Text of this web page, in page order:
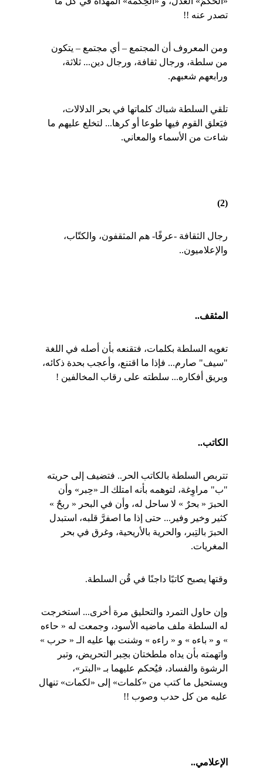
تصدر عنه !!
ومن المعروف أن المجتمع – أي مجتمع – يتكون
من سلطة، ورجال ثقافة، ورجال دين... ثلاثة،
ورابعهم شعبهم.
تلقي السلطة شباك كلماتها في بحر الدلالات،
فيَعلق القوم فيها طوعا أو كرها... لتخلع عليهم ما
شاءت من الأسماء والمعاني.
(2)
رجال الثقافة -عرفًا- هم المثقفون، والكتّاب،
والإعلاميون..
المثقف..
تغويه السلطة بكلمات، فتقنعه بأن أصله في اللغة
"سيف" صارم... فإذا ما اقتنع، وأعجب بحدة ذكائه،
وبريق أفكاره... سلطته على رقاب المخالفين !
الكاتب..
تتربص السلطة بالكاتب الحر.. فتضيف إلى حريته
"ب" مراوِغة، لتوهمه بأنه امتلك الـ «حِبر» وأن
الحبرَ « بحرٌ » لا ساحل له، وأن في البحر « ربحٌ »
كثير وخير وفير... حتى إذا ما اصفرَّ قلبه، استبدل
الحبرَ بالتِبر، والحرية بالأريحية، وغرق في بحر
المغريات.
وقتها يصبح كاتبًا داجنًا في قُن السلطة.
وإن حاول التمرد والتحليق مرة أخرى... استخرجت
له السلطة ملف ماضيه الأسود، وجمعت له « حاءه
» و « باءه » و « راءه » وشنت بها عليه الـ « حرب »
واتهمته بأن يداه ملطختان بحِبر التحريض، وتبر
الرشوة والفساد، فيُحكم عليهما بـ «البتر»،
ويستحيل ما كتب من «كلمات» إلى «لكمات» تنهال
عليه من كل حدب وصوب !!
الإعلامي..